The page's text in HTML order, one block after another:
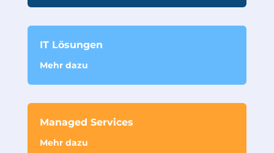
IT Lösungen
Mehr dazu
Managed Services
Mehr dazu